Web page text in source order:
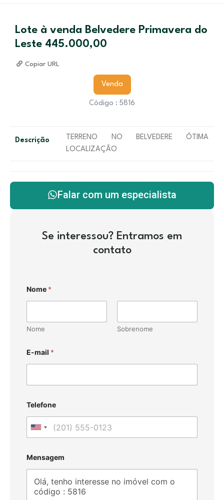
Lote à venda Belvedere Primavera do
Leste 445.000,00
Copiar URL
Venda
Código : 5816
Descrição
TERRENO NO BELVEDERE ÓTIMA
LOCALIZAÇÃO
Falar com um especialista
Se interessou? Entramos em
contato
Nome *
Nome Sobrenome
E-mail *
Telefone
U
i
t
e
d
Mensagem